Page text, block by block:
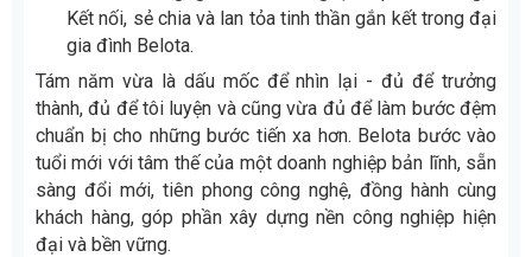
Kết nối, sẻ chia và lan tỏa tinh thần gắn kết trong đại
gia đình Belota.
Tám năm vừa là dấu mốc để nhìn lại - đủ để trưởng
thành, đủ để tôi luyện và cũng vừa đủ để làm bước đệm
chuẩn bị cho những bước tiến xa hơn. Belota bước vào
tuổi mới với tâm thế của một doanh nghiệp bản lĩnh, sẵn
sàng đổi mới, tiên phong công nghệ, đồng hành cùng
khách hàng, góp phần xây dựng nền công nghiệp hiện
đại và bền vững.